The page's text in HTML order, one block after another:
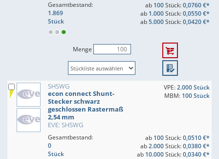
Gesamtbestand:
1.869
Stück
ab 100Stück:0,0760 €*
ab 1.000Stück:0,0550 €*
ab5.000Stück:0,0420 €*
Menge
SHSWG
econ connect Shunt-
Stecker schwarz
geschlossen Rastermaß
2,54 mm
EVE: SHSWG
VPE:2.000 Stück
MBM: 100 Stück
Gesamtbestand:
0
Stück
ab 100Stück:0,0510 €*
ab2.000Stück:0,0380 €*
ab 10.000Stück:0,0340 €*